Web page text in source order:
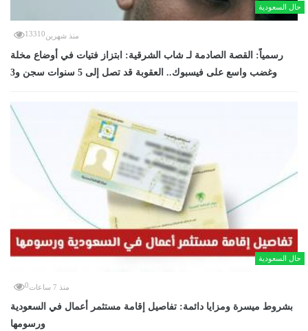
حال السعودية
منذ شهرين13310
رسمياً: القصة الصادمة لـ شاب الشرقية: ابتزاز فتيات في أوضاع مخلة
وغضب واسع على فيسبوك.. العقوبة قد تصل إلى 5 سنوات سجن و3
حال السعودية
منذ 7 ساعات 0
بشروط ميسرة ومزايا دائمة: تفاصيل إقامة مستثمر أعمال في السعودية
ورسومها